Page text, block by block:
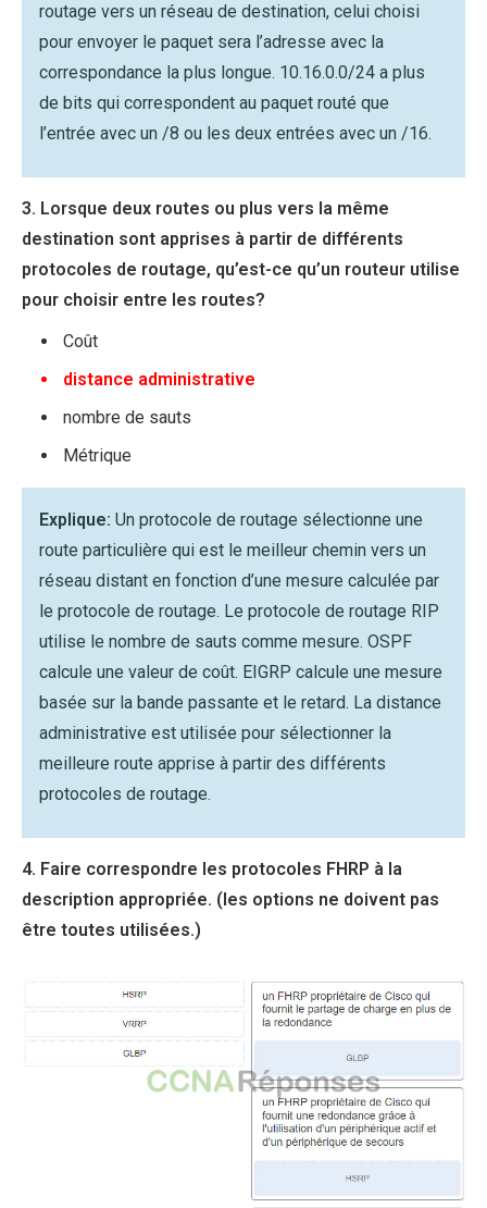
routage vers un réseau de destination, celui choisi
pour envoyer le paquet sera l’adresse avec la
correspondance la plus longue. 10.16.0.0/24 a plus
de bits qui correspondent au paquet routé que
l’entrée avec un /8 ou les deux entrées avec un /16.
3. Lorsque deux routes ou plus vers la même
destination sont apprises à partir de différents
protocoles de routage, qu’est-ce qu’un routeur utilise
pour choisir entre les routes?
Coût
distance administrative
nombre de sauts
Métrique
Explique: Un protocole de routage sélectionne une
route particulière qui est le meilleur chemin vers un
réseau distant en fonction d’une mesure calculée par
le protocole de routage. Le protocole de routage RIP
utilise le nombre de sauts comme mesure. OSPF
calcule une valeur de coût. EIGRP calcule une mesure
basée sur la bande passante et le retard. La distance
administrative est utilisée pour sélectionner la
meilleure route apprise à partir des différents
protocoles de routage.
4. Faire correspondre les protocoles FHRP à la
description appropriée. (les options ne doivent pas
être toutes utilisées.)